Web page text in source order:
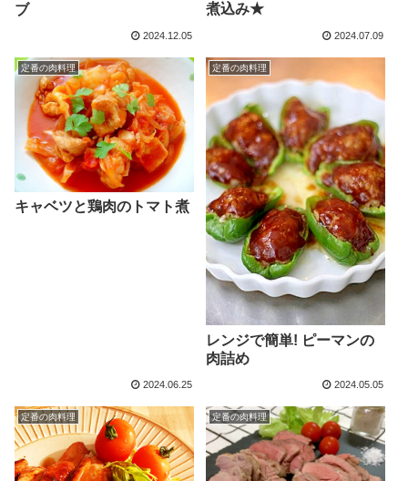
ブ
2024.12.05
煮込み★
2024.07.09
定番の肉料理
キャベツと鶏肉のトマト煮
2024.06.25
定番の肉料理
レンジで簡単! ピーマンの
肉詰め
2024.05.05
定番の肉料理 定番の肉料理